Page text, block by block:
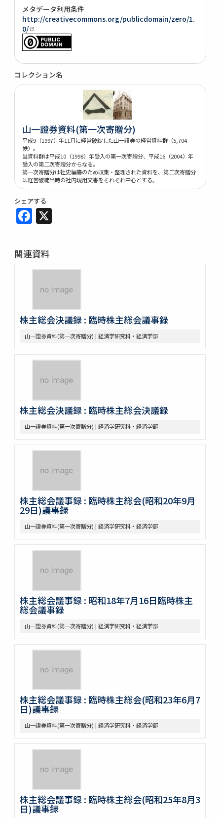
メタデータ利用条件
http://creativecommons.org/publicdomain/zero/1.
0/
コレクション名
山一證券資料(第一次寄贈分)
平成9（1997）年11月に経営破綻した山一證券の経営資料群（5,704
帙）。
当資料群は平成10（1998）年受入の第一次寄贈分、平成16（2004）年
受入の第二次寄贈分からなる。
第一次寄贈分は社史編纂のため収集・整理された資料を、第二次寄贈分
は経営破綻当時の社内現用文書をそれぞれ中心とする。
シェアする
Facebook
関連資料
株主総会決議録 : 臨時株主総会議事録
山一證券資料(第一次寄贈分) | 経済学研究科・経済学部
株主総会決議録 : 臨時株主総会決議録
山一證券資料(第一次寄贈分) | 経済学研究科・経済学部
株主総会議事録 : 臨時株主総会(昭和20年9月
29日)議事録
山一證券資料(第一次寄贈分) | 経済学研究科・経済学部
株主総会議事録 : 昭和18年7月16日臨時株主
総会議事録
山一證券資料(第一次寄贈分) | 経済学研究科・経済学部
株主総会議事録 : 臨時株主総会(昭和23年6月7
日)議事録
山一證券資料(第一次寄贈分) | 経済学研究科・経済学部
株主総会議事録 : 臨時株主総会(昭和25年8月3
日)議事録